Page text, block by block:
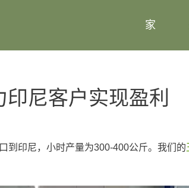
家
尼客户实现盈利
到印尼，小时产量为300-400公斤。我们的